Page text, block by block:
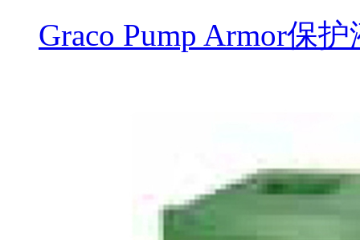
Graco Pump Armor保护